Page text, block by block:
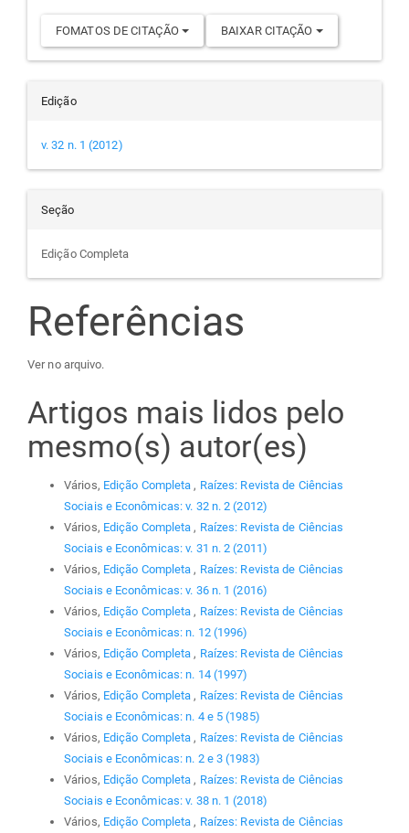
FOMATOS DE CITAÇÃO BAIXAR CITAÇÃO
Edição
v. 32 n. 1 (2012)
Seção
Edição Completa
Referências
Ver no arquivo.
Artigos mais lidos pelo
mesmo(s) autor(es)
Vários, Edição Completa , Raízes: Revista de Ciências
Sociais e Econômicas: v. 32 n. 2 (2012)
Vários, Edição Completa , Raízes: Revista de Ciências
Sociais e Econômicas: v. 31 n. 2 (2011)
Vários, Edição Completa , Raízes: Revista de Ciências
Sociais e Econômicas: v. 36 n. 1 (2016)
Vários, Edição Completa , Raízes: Revista de Ciências
Sociais e Econômicas: n. 12 (1996)
Vários, Edição Completa , Raízes: Revista de Ciências
Sociais e Econômicas: n. 14 (1997)
Vários, Edição Completa , Raízes: Revista de Ciências
Sociais e Econômicas: n. 4 e 5 (1985)
Vários, Edição Completa , Raízes: Revista de Ciências
Sociais e Econômicas: n. 2 e 3 (1983)
Vários, Edição Completa , Raízes: Revista de Ciências
Sociais e Econômicas: v. 38 n. 1 (2018)
Vários, Edição Completa , Raízes: Revista de Ciências